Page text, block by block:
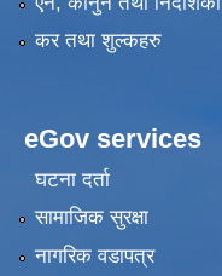
कर तथा शुल्कहरु
eGov services
घटना दर्ता
सामाजिक सुरक्षा
नागरिक वडापत्र